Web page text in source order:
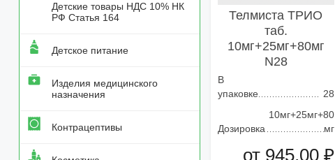
Детские товары НДС 10% НК
РФ Статья 164
Детское питание
Изделия медицинского
назначения
Контрацептивы
Телмиста ТРИО
таб.
10мг+25мг+80мг
N28
В
упаковке
28
Дозировка
10мг+25мг+80
мг
от 945,00 ₽